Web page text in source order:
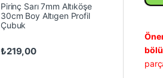
Pirinç Sarı 7mm Altıköşe
30cm Boy Altıgen Profil
Çubuk
₺219,00